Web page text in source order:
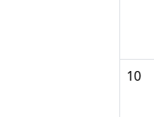
10